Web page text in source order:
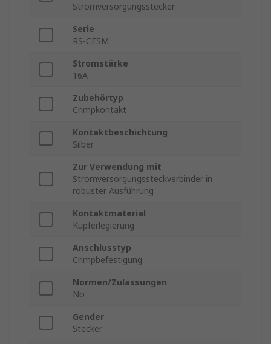
Stromversorgungsstecker
Serie
RS-CESM
Stromstärke
16A
Zubehörtyp
Crimpkontakt
Kontaktbeschichtung
Silber
Zur Verwendung mit
Stromversorgungssteckverbinder in
robuster Ausführung
Kontaktmaterial
Kupferlegierung
Anschlusstyp
Crimpbefestigung
Normen/Zulassungen
No
Gender
Stecker